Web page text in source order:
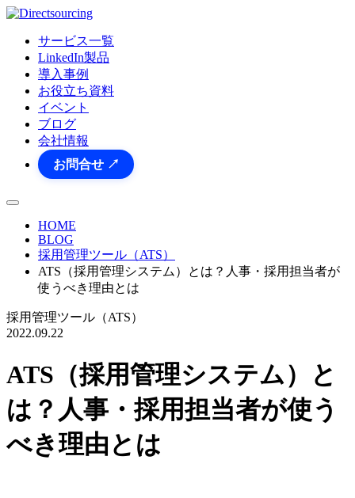
サービス一覧
LinkedIn製品
導入事例
お役立ち資料
イベント
ブログ
会社情報
お問合せ ↗
HOME
BLOG
採用管理ツール（ATS）
ATS（採用管理システム）とは？人事・採用担当者が
使うべき理由とは
採用管理ツール（ATS）
2022.09.22
ATS（採用管理システム）と
は？人事・採用担当者が使う
べき理由とは